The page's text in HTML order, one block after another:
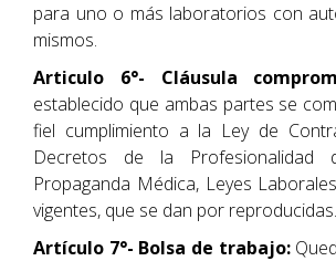
para uno o más laboratorios con
mismos.
Articulo 6°- Cláusula
establecido que ambas partes se
fiel cumplimiento a la Ley de
Decretos de la Profesionalidad
Propaganda Médica, Leyes
vigentes, que se dan por reproducidas.
Artículo 7°- Bolsa de trabajo: